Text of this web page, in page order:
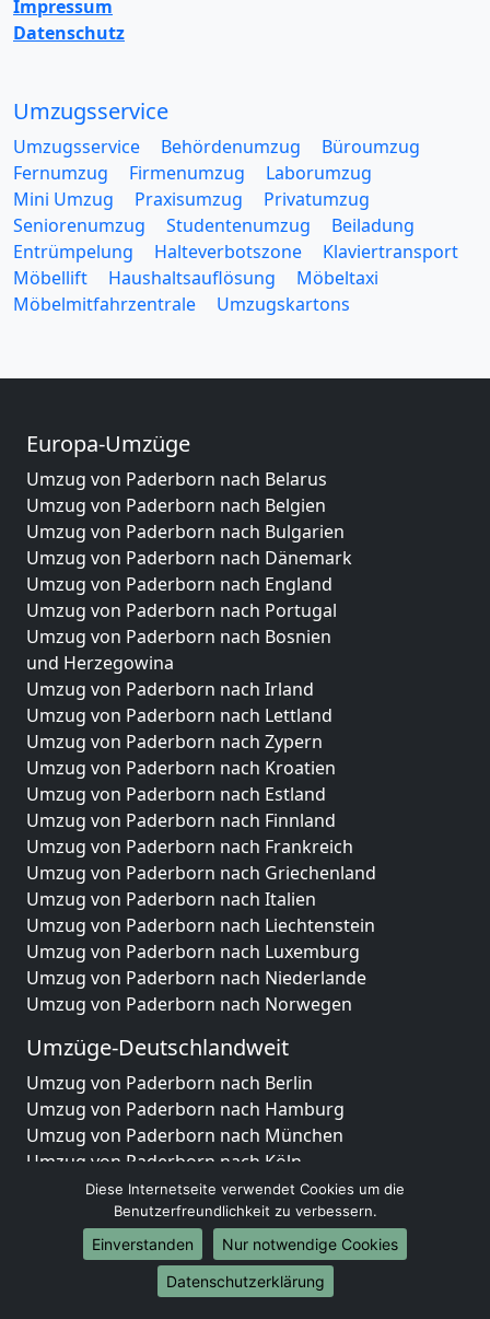
Impressum
Datenschutz
Umzugsservice
Umzugsservice Behördenumzug
Büroumzug
Fernumzug
Firmenumzug
Laborumzug
Mini Umzug
Praxisumzug
Privatumzug
Seniorenumzug
Studentenumzug
Beiladung
Entrümpelung
Halteverbotszone
Klaviertransport
Möbellift
Haushaltsauflösung
Möbeltaxi
Möbelmitfahrzentrale
Umzugskartons
Europa-Umzüge
Umzug von Paderborn nach Belarus
Umzug von Paderborn nach Belgien
Umzug von Paderborn nach Bulgarien
Umzug von Paderborn nach Dänemark
Umzug von Paderborn nach England
Umzug von Paderborn nach Portugal
Umzug von Paderborn nach Bosnien
und Herzegowina
Umzug von Paderborn nach Irland
Umzug von Paderborn nach Lettland
Umzug von Paderborn nach Zypern
Umzug von Paderborn nach Kroatien
Umzug von Paderborn nach Estland
Umzug von Paderborn nach Finnland
Umzug von Paderborn nach Frankreich
Umzug von Paderborn nach Griechenland
Umzug von Paderborn nach Italien
Umzug von Paderborn nach Liechtenstein
Umzug von Paderborn nach Luxemburg
Umzug von Paderborn nach Niederlande
Umzug von Paderborn nach Norwegen
Umzüge-Deutschlandweit
Umzug von Paderborn nach Berlin
Umzug von Paderborn nach Hamburg
Umzug von Paderborn nach München
Umzug von Paderborn nach Köln
Umzug von Paderborn nach Frankfurt am Main
Umzug von Paderborn nach Stuttgart
Umzug von Paderborn nach Düsseldorf
Umzug von Paderborn nach Leipzig
Umzug von Paderborn nach Dortmund
Diese Internetseite verwendet Cookies um die
Benutzerfreundlichkeit zu verbessern.
Einverstanden
Nur notwendige Cookies
Datenschutzerklärung